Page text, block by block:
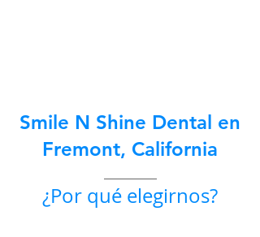
Smile N Shine Dental en
Fremont, California
¿Por qué elegirnos?